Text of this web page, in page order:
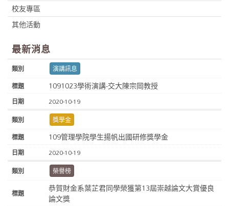
校友專區
其他活動
最新消息
演講訊息
1091023學術演講-交大陳宗岡教授
2020-10-19
獎學金
109管理學院學生揚帆出國研修獎學金
2020-10-19
榮譽榜
恭賀財金系葉芷君同學榮獲第13屆崇越論文大賞優良
論文獎